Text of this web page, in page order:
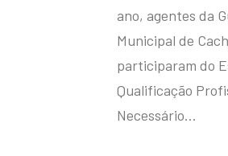
ano, agentes da
Municipal de
participaram do
Qualificação
Necessário…